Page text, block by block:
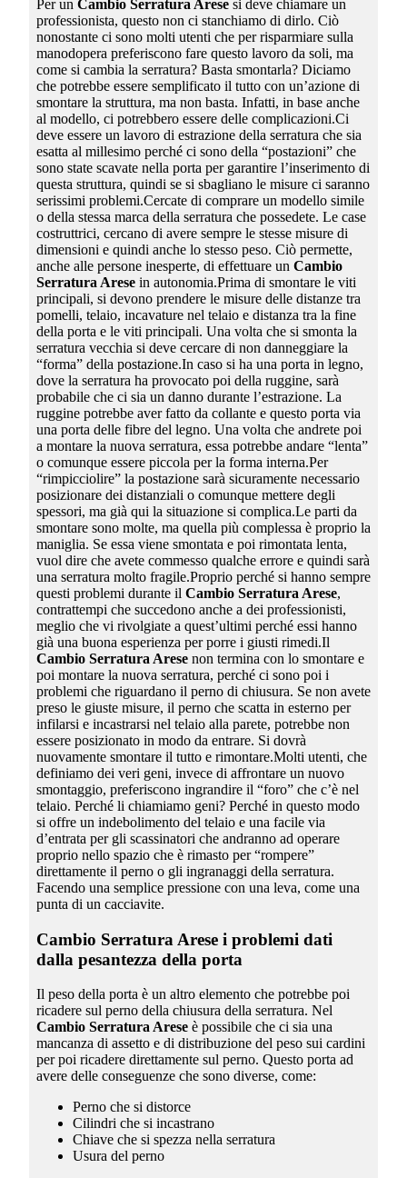
Per un Cambio Serratura Aresesi deve chiamare un
professionista, questo non ci stanchiamo di dirlo. Ciò
nonostante ci sono molti utenti che per risparmiare sulla
manodopera preferiscono fare questo lavoro da soli, ma
come si cambia la serratura? Basta smontarla? Diciamo
che potrebbe essere semplificato il tutto con un’azione di
smontare la struttura, ma non basta. Infatti, in base anche
al modello, ci potrebbero essere delle complicazioni.Ci
deve essere un lavoro di estrazione della serratura che sia
esatta al millesimo perché ci sono della “postazioni” che
sono state scavate nella porta per garantire l’inserimento di
questa struttura, quindi se si sbagliano le misure ci saranno
serissimi problemi.Cercate di comprare un modello simile
o della stessa marca della serratura che possedete. Le case
costruttrici, cercano di avere sempre le stesse misure di
dimensioni e quindi anche lo stesso peso. Ciò permette,
anche alle persone inesperte, di effettuare un Cambio
Serratura Aresein autonomia.Prima di smontare le viti
principali, si devono prendere le misure delle distanze tra
pomelli, telaio, incavature nel telaio e distanza tra la fine
della porta e le viti principali. Una volta che si smonta la
serratura vecchia si deve cercare di non danneggiare la
“forma” della postazione.In caso si ha una porta in legno,
dove la serratura ha provocato poi della ruggine, sarà
probabile che ci sia un danno durante l’estrazione. La
ruggine potrebbe aver fatto da collante e questo porta via
una porta delle fibre del legno. Una volta che andrete poi
a montare la nuova serratura, essa potrebbe andare “lenta”
o comunque essere piccola per la forma interna.Per
“rimpicciolire” la postazione sarà sicuramente necessario
posizionare dei distanziali o comunque mettere degli
spessori, ma già qui la situazione si complica.Le parti da
smontare sono molte, ma quella più complessa è proprio la
maniglia. Se essa viene smontata e poi rimontata lenta,
vuol dire che avete commesso qualche errore e quindi sarà
una serratura molto fragile.Proprio perché si hanno sempre
questi problemi durante il Cambio Serratura Arese,
contrattempi che succedono anche a dei professionisti,
meglio che vi rivolgiate a quest’ultimi perché essi hanno
già una buona esperienza per porre i giusti rimedi.Il
Cambio Serratura Aresenon termina con lo smontare e
poi montare la nuova serratura, perché ci sono poi i
problemi che riguardano il perno di chiusura. Se non avete
preso le giuste misure, il perno che scatta in esterno per
infilarsi e incastrarsi nel telaio alla parete, potrebbe non
essere posizionato in modo da entrare. Si dovrà
nuovamente smontare il tutto e rimontare.Molti utenti, che
definiamo dei veri geni, invece di affrontare un nuovo
smontaggio, preferiscono ingrandire il “foro” che c’è nel
telaio. Perché li chiamiamo geni? Perché in questo modo
si offre un indebolimento del telaio e una facile via
d’entrata per gli scassinatori che andranno ad operare
proprio nello spazio che è rimasto per “rompere”
direttamente il perno o gli ingranaggi della serratura.
Facendo una semplice pressione con una leva, come una
punta di un cacciavite.
Cambio Serratura Aresei problemi dati
dalla pesantezza della porta
Il peso della porta è un altro elemento che potrebbe poi
ricadere sul perno della chiusura della serratura. Nel
Cambio Serratura Areseè possibile che ci sia una
mancanza di assetto e di distribuzione del peso sui cardini
per poi ricadere direttamente sul perno. Questo porta ad
avere delle conseguenze che sono diverse, come:
Perno che si distorce
Cilindri che si incastrano
Chiave che si spezza nella serratura
Usura del perno